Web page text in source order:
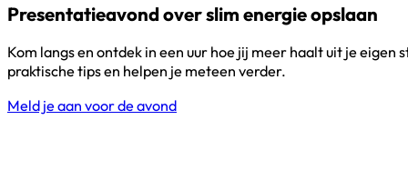
Presentatieavond over slim energie opslaan
Kom langs en ontdek in een uur hoe jij meer haalt uit je
praktische tips en helpen je meteen verder.
Meld je aan voor de avond